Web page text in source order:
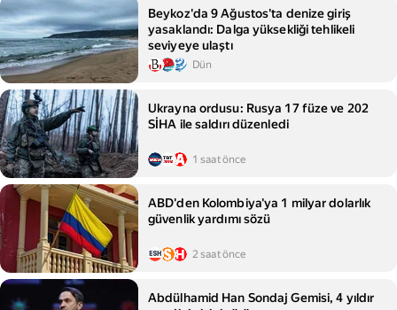
Beykoz'da 9 Ağustos'ta denize giriş
yasaklandı: Dalga yüksekliği tehlikeli
seviyeye ulaştı
Dün
Ukrayna ordusu: Rusya 17 füze ve 202
SİHA ile saldırı düzenledi
1 saat önce
ABD'den Kolombiya'ya 1 milyar dolarlık
güvenlik yardımı sözü
2 saat önce
Abdülhamid Han Sondaj Gemisi, 4 yıldır